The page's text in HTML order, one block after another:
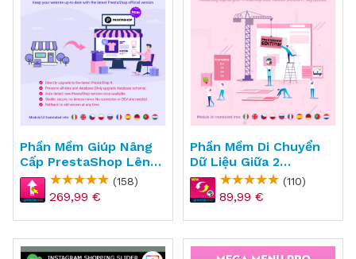
Phần Mềm Giúp Nâng
Cấp PrestaShop Lên
Phiên Bản Mới Nhất -
Direct Upgrade
(158)
269,99 €
Phần Mềm Di Chuyển
Dữ Liệu Giữa 2
Websites PrestaShop
- PS Migrator
(110)
89,99 €